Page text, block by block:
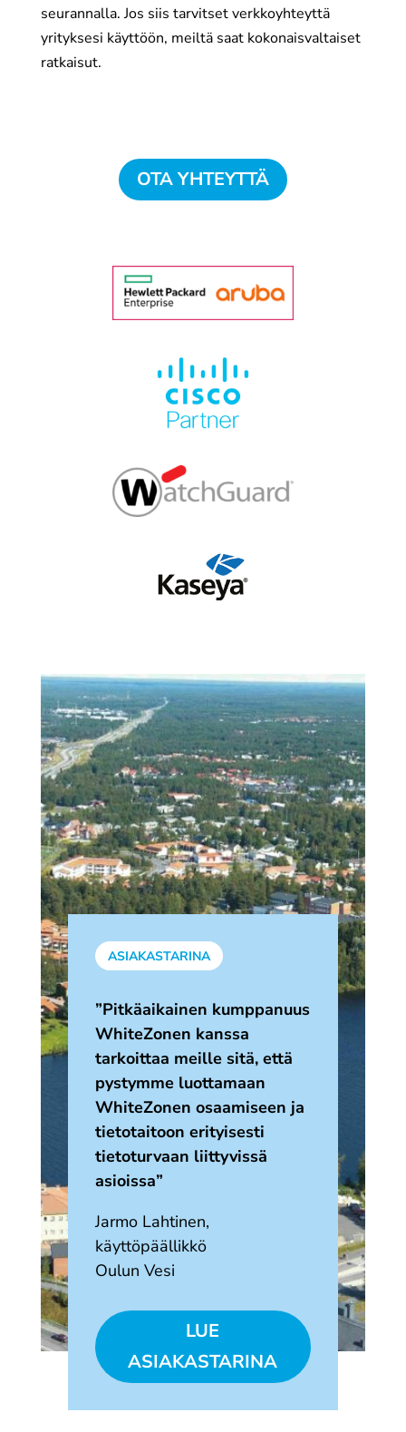
seurannalla. Jos siis tarvitset verkkoyhteyttä
yrityksesi käyttöön, meiltä saat kokonaisvaltaiset
ratkaisut.
OTA YHTEYTTÄ
ASIAKASTARINA
”Pitkäaikainen kumppanuus
WhiteZonen kanssa
tarkoittaa meille sitä, että
pystymme luottamaan
WhiteZonen osaamiseen ja
tietotaitoon erityisesti
tietoturvaan liittyvissä
asioissa”
Jarmo Lahtinen,
käyttöpäällikkö
Oulun Vesi
LUE
ASIAKASTARINA